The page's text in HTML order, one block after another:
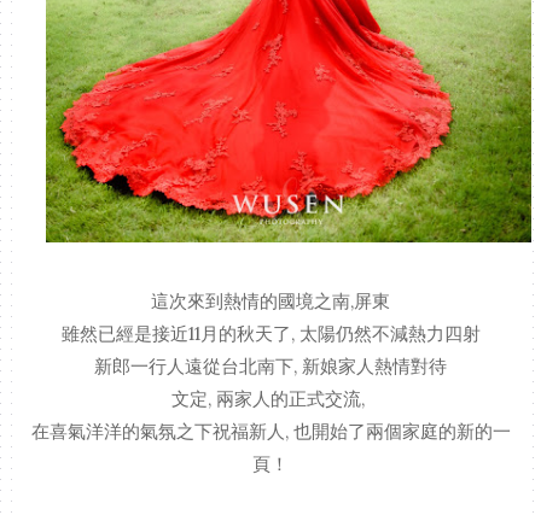
這次來到熱情的國境之南,屏東
雖然已經是接近11月的秋天了, 太陽仍然不減熱力四射
新郎一行人遠從台北南下, 新娘家人熱情對待
文定, 兩家人的正式交流,
在喜氣洋洋的氣氛之下祝福新人, 也開始了兩個家庭的新的一
頁！